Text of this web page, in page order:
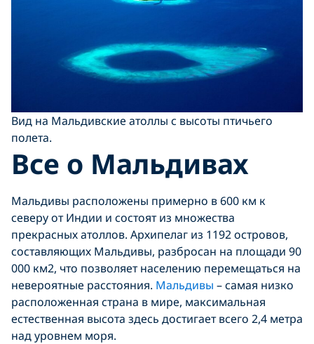
Вид на Мальдивские атоллы с высоты птичьего
полета.
Все о Мальдивах
Мальдивы расположены примерно в 600 км к
северу от Индии и состоят из множества
прекрасных атоллов. Архипелаг из 1192 островов,
составляющих Мальдивы, разбросан на площади 90
000 км2, что позволяет населению перемещаться на
невероятные расстояния. Мальдивы – самая низко
расположенная страна в мире, максимальная
естественная высота здесь достигает всего 2,4 метра
над уровнем моря.